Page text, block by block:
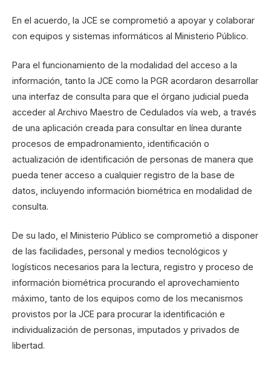
En el acuerdo, la JCE se comprometió a apoyar y colaborar
con equipos y sistemas informáticos al Ministerio Público.
Para el funcionamiento de la modalidad del acceso a la
información, tanto la JCE como la PGR acordaron desarrollar
una interfaz de consulta para que el órgano judicial pueda
acceder al Archivo Maestro de Cedulados vía web, a través
de una aplicación creada para consultar en línea durante
procesos de empadronamiento, identificación o
actualización de identificación de personas de manera que
pueda tener acceso a cualquier registro de la base de
datos, incluyendo información biométrica en modalidad de
consulta.
De su lado, el Ministerio Público se comprometió a disponer
de las facilidades, personal y medios tecnológicos y
logísticos necesarios para la lectura, registro y proceso de
información biométrica procurando el aprovechamiento
máximo, tanto de los equipos como de los mecanismos
provistos por la JCE para procurar la identificación e
individualización de personas, imputados y privados de
libertad.